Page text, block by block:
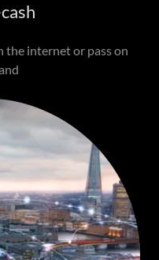
the internet or pass on